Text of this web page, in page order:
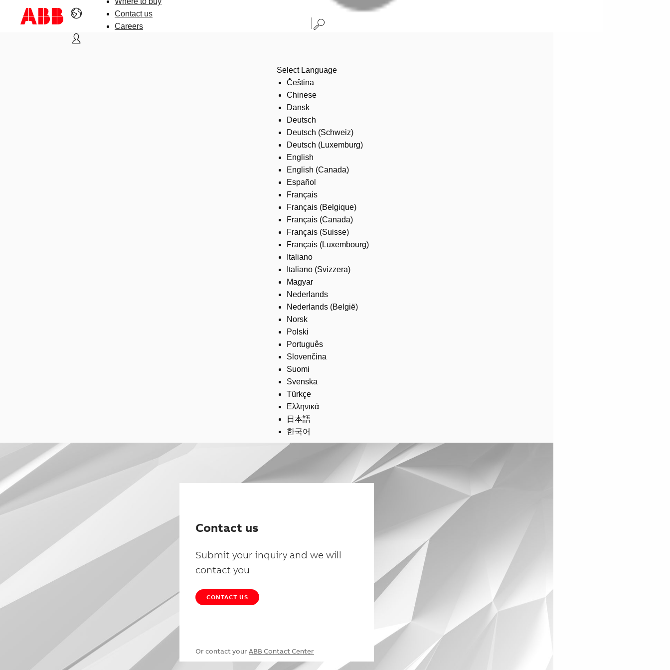
Contact us
Careers
Select Language
Čeština
Chinese
Dansk
Deutsch
Deutsch (Schweiz)
Deutsch (Luxemburg)
English
English (Canada)
Español
Français
Français (Belgique)
Français (Canada)
Français (Suisse)
Français (Luxembourg)
Italiano
Italiano (Svizzera)
Magyar
Nederlands
Nederlands (België)
Norsk
Polski
Português
Slovenčina
Suomi
Svenska
Türkçe
Ελληνικά
日本語
한국어
Contact us
Submit your inquiry and we will
contact you
CONTACT US
Or contact your ABB Contact Center